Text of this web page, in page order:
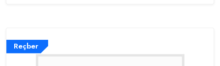
Reçber